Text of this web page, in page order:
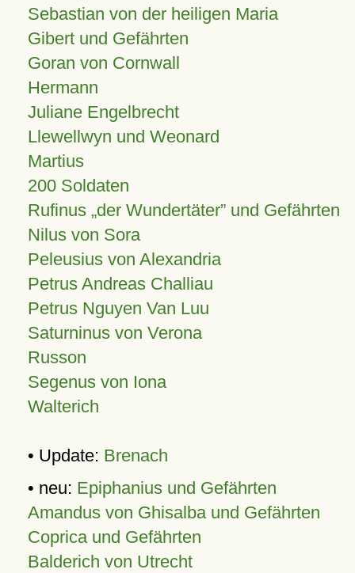
Sebastian von der heiligen Maria
Gibert und Gefährten
Goran von Cornwall
Hermann
Juliane Engelbrecht
Llewellwyn und Weonard
Martius
200 Soldaten
Rufinus „der Wundertäter” und Gefährten
Nilus von Sora
Peleusius von Alexandria
Petrus Andreas Challiau
Petrus Nguyen Van Luu
Saturninus von Verona
Russon
Segenus von Iona
Walterich
• Update: Brenach
• neu: Epiphanius und Gefährten
Amandus von Ghisalba und Gefährten
Coprica und Gefährten
Balderich von Utrecht